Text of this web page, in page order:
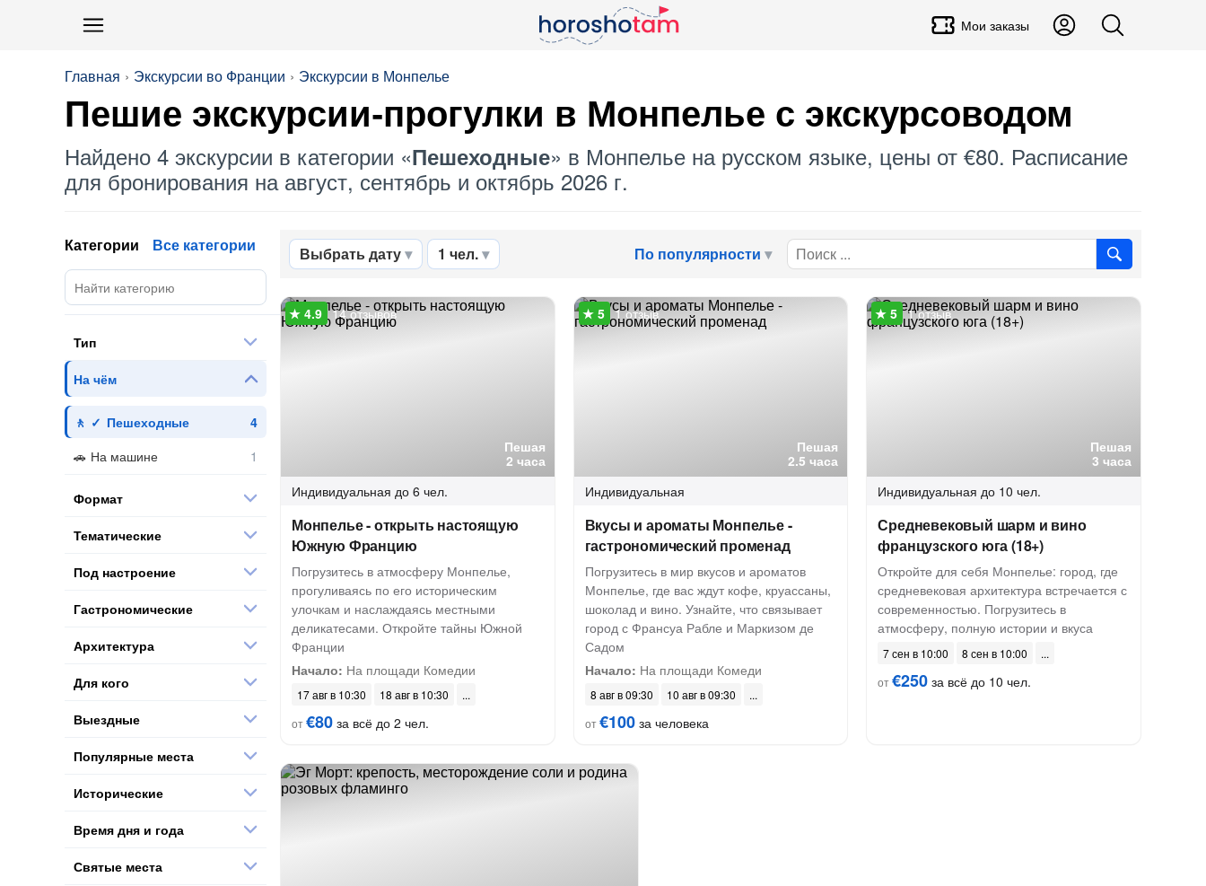
Мои заказы
Главная Экскурсии во Франции Экскурсии в Монпелье
Пешие экскурсии-прогулки в Монпелье с экскурсоводом
Найдено 4 экскурсии в категории «Пешеходные» в Монпелье на русском языке, цены от €80. Расписание
для бронирования на август, сентябрь и октябрь 2026 г.
Выбрать дату 1 чел. По популярности
Пешая
2 часа
14 отзывов
Индивидуальная до 6 чел.
Монпелье - открыть настоящую
Южную Францию
Погрузитесь в атмосферу Монпелье,
прогуливаясь по его историческим
улочкам и наслаждаясь местными
деликатесами. Откройте тайны Южной
Франции
Начало: На площади Комедии
17 авг в 10:30
18 авг в 10:30
от€80 за всё до 2 чел.
Пешая
2.5 часа
1 отзыв
Индивидуальная
Вкусы и ароматы Монпелье -
гастрономический променад
Погрузитесь в мир вкусов и ароматов
Монпелье, где вас ждут кофе, круассаны,
шоколад и вино. Узнайте, что связывает
город с Франсуа Рабле и Маркизом де
Садом
Начало: На площади Комеди
8 авг в 09:30
10 авг в 09:30
от€100за человека
Пешая
3 часа
1 отзыв
Индивидуальная до 10 чел.
Средневековый шарм и вино
французского юга (18+)
Откройте для себя Монпелье: город, где
средневековая архитектура встречается с
современностью. Погрузитесь в
атмосферу, полную истории и вкуса
7 сен в 10:00
8 сен в 10:00
от€250 за всё до 10 чел.
Категории Все категории
Тип
На чём
Пешеходные
На машине
Формат
Тематические
Под настроение
Гастрономические
Архитектура
Для кого
Выездные
Популярные места
Исторические
Время дня и года
Святые места